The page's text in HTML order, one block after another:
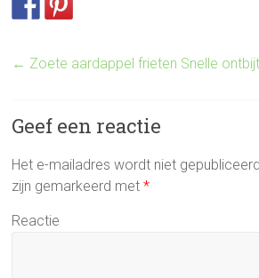
← Zoete aardappel frieten Snelle
Geef een reactie
Het e-mailadres wordt niet gepubliceerd.
zijn gemarkeerd met*
Reactie